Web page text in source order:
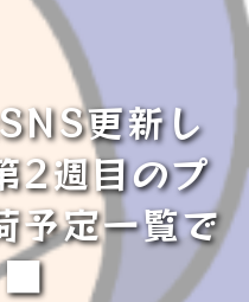
更新し
2週目のプ
予定一覧で
■